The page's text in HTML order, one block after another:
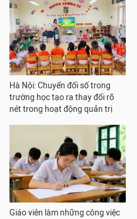
Hà Nội: Chuyển đổi số trong
trường học tạo ra thay đổi rõ
nét trong hoạt động quản trị
Giáo viên làm những công việc